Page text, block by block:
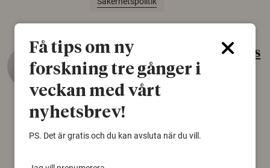
Gammalt skinn var Sveriges
äldsta sko
22 juni 2026
Det som arkeologer länge trodde var en
gammal sko. Fyndet bär spår av romerskt
Norden.
Få tips om ny
forskning tre gånger i
veckan med vårt
nyhetsbrev!
PS. Det är gratis och du kan avsluta när du vill.